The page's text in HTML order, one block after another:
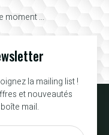
moment ...
la mailing list !
et nouveautés
mail.